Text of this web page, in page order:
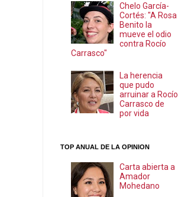
Chelo García-
Cortés: "A Rosa
Benito la
mueve el odio
contra Rocío
Carrasco"
La herencia
que pudo
arruinar a Rocío
Carrasco de
por vida
TOP ANUAL DE LA OPINION
Carta abierta a
Amador
Mohedano